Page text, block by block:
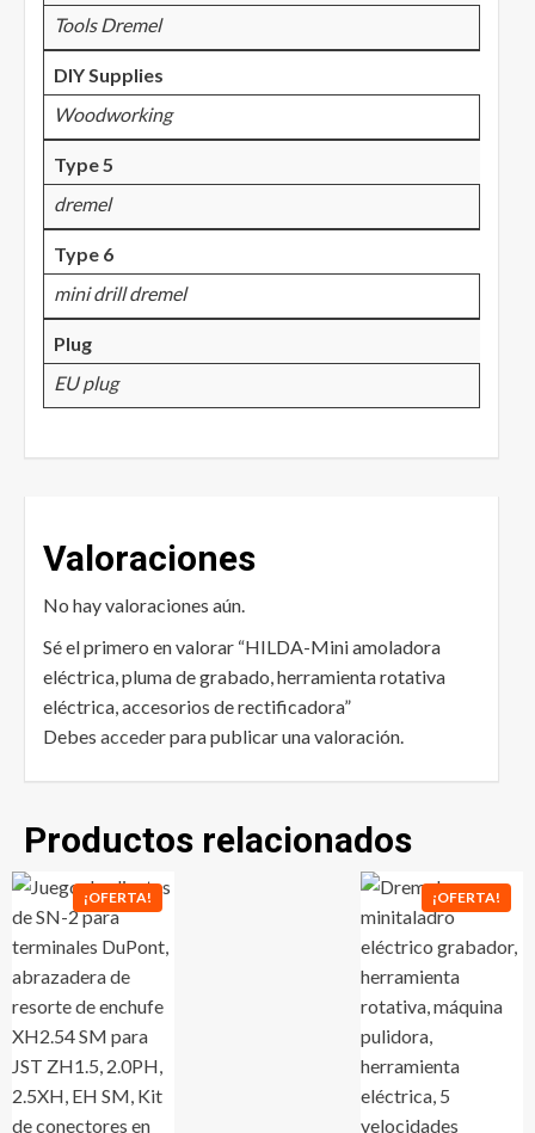
Tools Dremel
DIY Supplies
Woodworking
Type 5
dremel
Type 6
mini drill dremel
Plug
EU plug
Valoraciones
No hay valoraciones aún.
Sé el primero en valorar “HILDA-Mini amoladora
eléctrica, pluma de grabado, herramienta rotativa
eléctrica, accesorios de rectificadora”
Debes accederpara publicar una valoración.
Productos relacionados
¡OFERTA! ¡OFERTA!